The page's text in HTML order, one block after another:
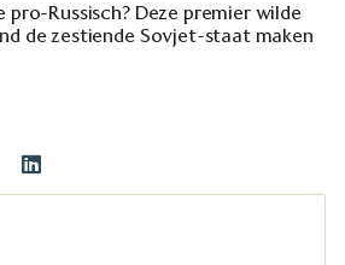
pro-Russisch? Deze premier wilde
de zestiende Sovjet-staat maken